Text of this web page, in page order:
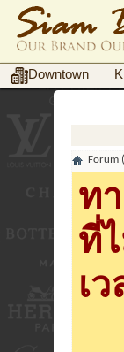
Downtown
Forum
ท
ที่
เ